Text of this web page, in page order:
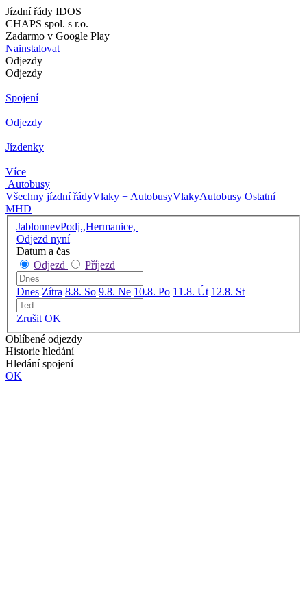
Jízdní řády IDOS
CHAPS spol. s r.o.
Zadarmo v Google Play
Nainstalovat
Odjezdy
Odjezdy
Spojení
Odjezdy
Jízdenky
Více
Autobusy
Všechny jízdní řádyVlaky + AutobusyVlakyAutobusy Ostatní
MHD
JablonnevPodj.,Hermanice,
Odjezd nyní
Datum a čas
Odjezd
Příjezd
Dnes Zítra 8.8. So 9.8. Ne 10.8. Po 11.8. Út 12.8. St
Zrušit OK
Oblíbené odjezdy
Historie hledání
Hledání spojení
OK